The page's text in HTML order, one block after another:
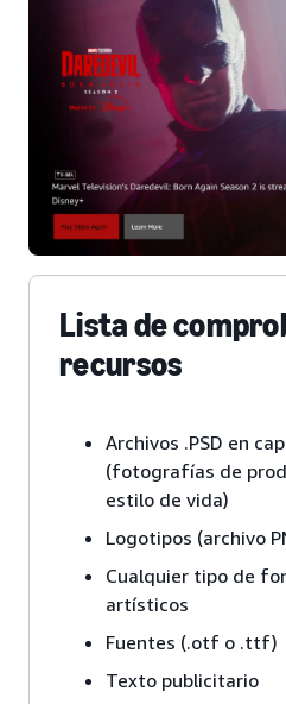
Lista de
recursos
Archivos .PSD en
(fotografías de
estilo de vida)
Logotipos (archivo
Cualquier tipo de
artísticos
Fuentes (.otf o .ttf)
Texto publicitario